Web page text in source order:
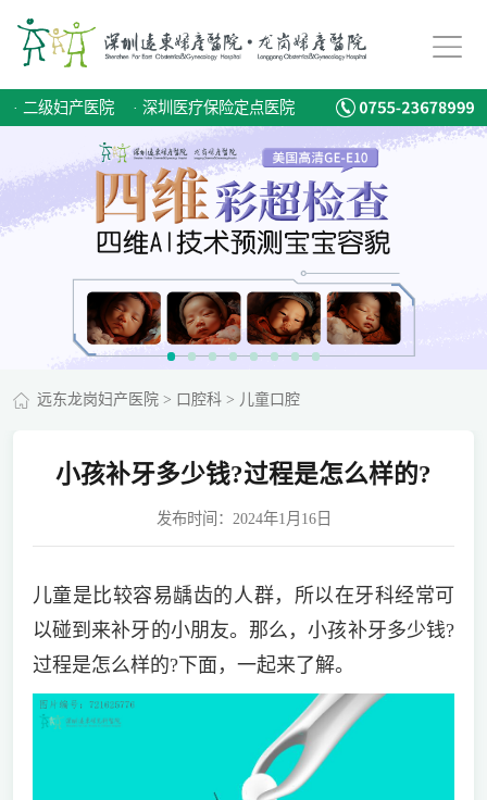
· 二级妇产医院 · 深圳医疗保险定点医院
远东龙岗妇产医院> 口腔科> 儿童口腔
小孩补牙多少钱?过程是怎么样的?
发布时间：2024年1月16日
儿童是比较容易龋齿的人群，所以在牙科经常可
以碰到来补牙的小朋友。那么，小孩补牙多少钱?
过程是怎么样的?下面，一起来了解。